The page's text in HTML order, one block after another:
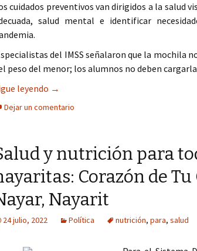
cuidados preventivos van dirigidos a la salud
salud mental e identificar
del IMSS señalaron que la mochila
peso del menor; los alumnos no deben
leyendo Cuidar la salud integral de los
→
Dejar un comentario
y nutrición para
Corazón de
Nayarit
24 julio, 2022 Política nutrición, para, salud